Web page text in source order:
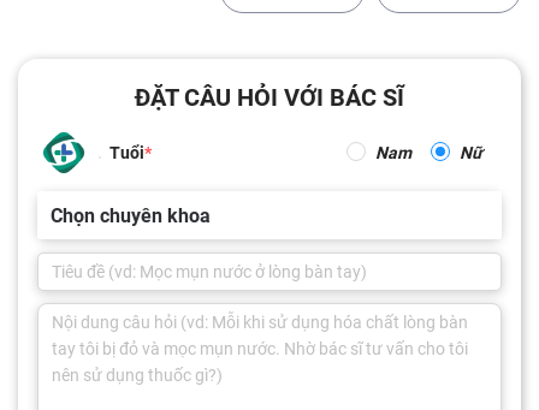
ĐẶT CÂU HỎI VỚI BÁC SĨ
Tuổi Nam Nữ
Chọn chuyên khoa